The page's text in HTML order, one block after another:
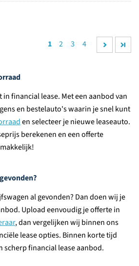
1 2 3 4
in financial lease. Met een aanbod van
en bestelauto's waarin je snel kunt
en selecteer je nieuwe leaseauto.
berekenen en een offerte
al gevonden? Dan doen wij je
Upload eenvoudig je offerte in
, dan vergelijken wij binnen ons
lease opties. Binnen korte tijd
scherp financial lease aanbod.